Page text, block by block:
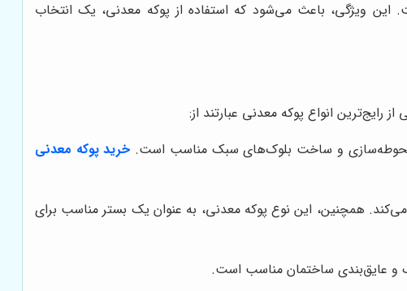
این ویژگی، باعث می‌شود که استفاده از پوکه معدنی، یک انتخاب
انواع پوکه معدنی عبارتند از:
محوطه‌سازی و ساخت بلوک‌های سبک مناسب است. خرید پوکه معدنی
همچنین، این نوع پوکه معدنی، به عنوان یک بستر مناسب برای
و عایق‌بندی ساختمان مناسب است.